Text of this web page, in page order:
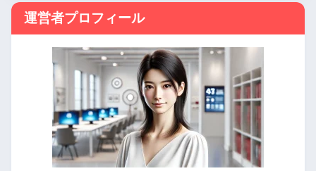
運営者プロフィール